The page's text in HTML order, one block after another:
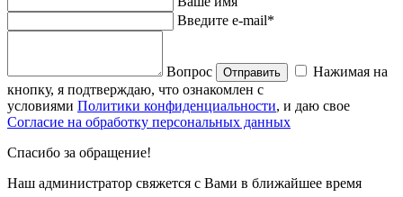
Введите e-mail*
Вопрос Отправить
Нажимая на
кнопку, я подтверждаю, что ознакомлен с
условиями Политики конфиденциальности, и даю свое
Согласие на обработку персональных данных
Спасибо за обращение!
Наш администратор свяжется с Вами в ближайшее время